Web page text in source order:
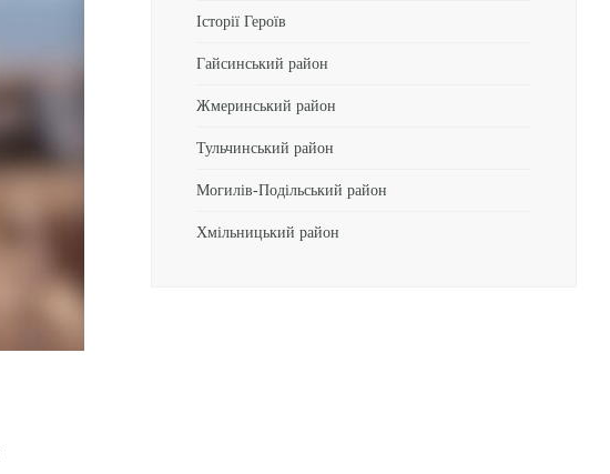
Історії Героїв
Гайсинський район
Жмеринський район
Тульчинський район
Могилів-Подільський район
Хмільницький район